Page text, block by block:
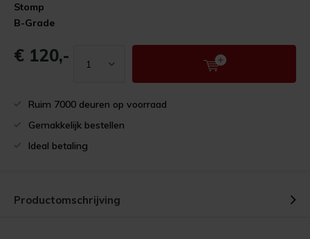
Stomp
B-Grade
€ 120,-
Ruim 7000 deuren op voorraad
Gemakkelijk bestellen
Ideal betaling
Productomschrijving